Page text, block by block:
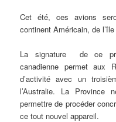
Cet été, ces avions
continent Américain, de
La signature de ce
canadienne permet aux
d’activité avec un
l’Australie. La
permettre de procéder
ce tout nouvel appareil.